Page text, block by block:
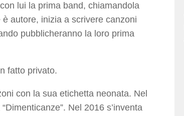
lui la prima band, chiamandola
autore, inizia a scrivere canzoni
pubblicheranno la loro prima
fatto privato.
con la sua etichetta neonata. Nel
“Dimenticanze”. Nel 2016 s’inventa